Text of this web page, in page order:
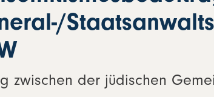
zwischen der jüdischen